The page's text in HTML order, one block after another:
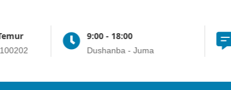
9:00 - 18:00
Dushanba - Juma